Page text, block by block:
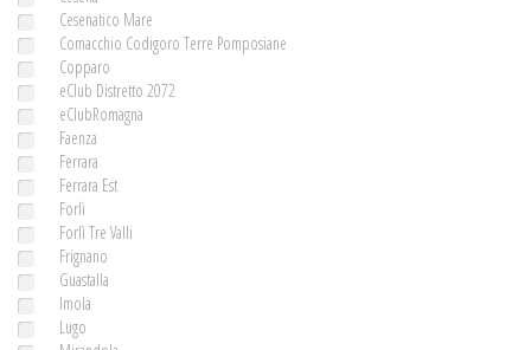
Cesenatico Mare
Comacchio Codigoro Terre Pomposiane
Copparo
eClub Distretto 2072
eClubRomagna
Faenza
Ferrara
Ferrara Est
Forlì
Forlì Tre Valli
Frignano
Guastalla
Imola
Lugo